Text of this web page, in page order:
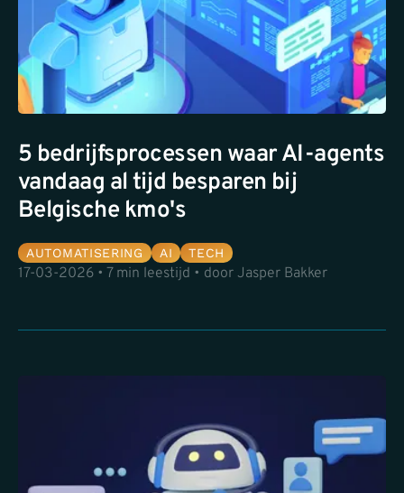
5 bedrijfsprocessen waar AI-agents
vandaag al tijd besparen bij
Belgische kmo's
AUTOMATISERING AI TECH
17-03-2026 • 7 min leestijd • door Jasper Bakker